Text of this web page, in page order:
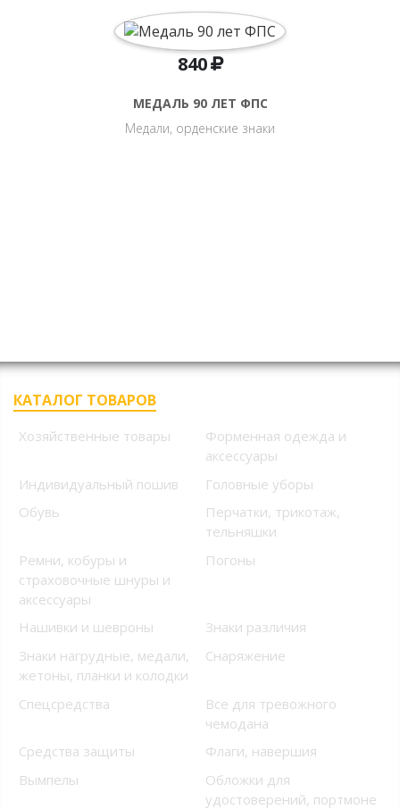
840
МЕДАЛЬ 90 ЛЕТ ФПС
Медали, орденские знаки
КАТАЛОГ ТОВАРОВ
Хозяйственные товары
Форменная одежда и
аксессуары
Индивидуальный пошив
Головные уборы
Обувь
Перчатки, трикотаж,
тельняшки
Ремни, кобуры и
страховочные шнуры и
аксессуары
Погоны
Нашивки и шевроны
Знаки различия
Знаки нагрудные, медали,
жетоны, планки и колодки
Снаряжение
Спецсредства
Все для тревожного
чемодана
Средства защиты
Флаги, навершия
Вымпелы
Обложки для
удостоверений, портмоне